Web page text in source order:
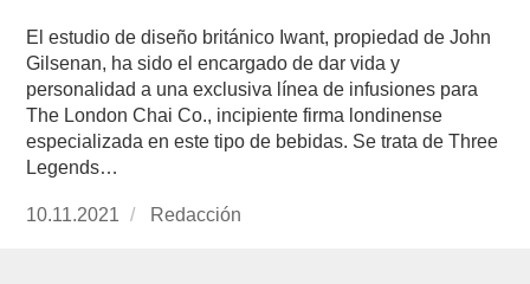
El estudio de diseño británico Iwant, propiedad de John
Gilsenan, ha sido el encargado de dar vida y
personalidad a una exclusiva línea de infusiones para
The London Chai Co., incipiente firma londinense
especializada en este tipo de bebidas. Se trata de Three
Legends…
Publicado
10.11.2021 https://www.experimenta.es/author/redaccion/
Redacción